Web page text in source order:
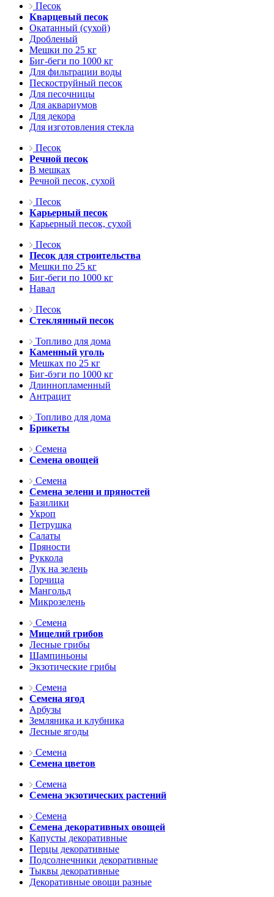
Песок
Кварцевый песок
Окатанный (сухой)
Дробленый
Мешки по 25 кг
Биг-беги по 1000 кг
Для фильтрации воды
Пескоструйный песок
Для песочницы
Для аквариумов
Для декора
Для изготовления стекла
Песок
Речной песок
В мешках
Речной песок, сухой
Песок
Карьерный песок
Карьерный песок, сухой
Песок
Песок для строительства
Мешки по 25 кг
Биг-беги по 1000 кг
Навал
Песок
Стеклянный песок
Топливо для дома
Каменный уголь
Мешках по 25 кг
Биг-бэги по 1000 кг
Длиннопламенный
Антрацит
Топливо для дома
Брикеты
Семена
Семена овощей
Семена
Семена зелени и пряностей
Базилики
Укроп
Петрушка
Салаты
Пряности
Руккола
Лук на зелень
Горчица
Мангольд
Микрозелень
Семена
Мицелий грибов
Лесные грибы
Шампиньоны
Экзотические грибы
Семена
Семена ягод
Арбузы
Земляника и клубника
Лесные ягоды
Семена
Семена цветов
Семена
Семена экзотических растений
Семена
Семена декоративных овощей
Капусты декоративные
Перцы декоративные
Подсолнечники декоративные
Тыквы декоративные
Декоративные овощи разные